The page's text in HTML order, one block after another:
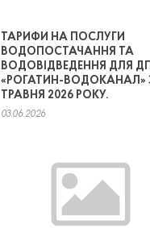
ТАРИФИ НА ПОСЛУГИ
ВОДОПОСТАЧАННЯ ТА
ВОДОВІДВЕДЕННЯ ДЛЯ
«РОГАТИН-ВОДОКАНАЛ»
ТРАВНЯ 2026 РОКУ.
03.06.2026